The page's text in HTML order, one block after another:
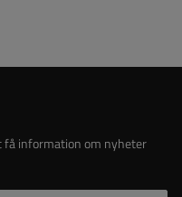
få information om nyheter